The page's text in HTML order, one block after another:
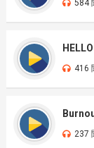
584
HELLO
416
237